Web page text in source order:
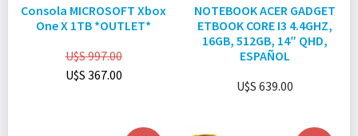
Consola MICROSOFT Xbox
One X 1TB *OUTLET*
U$S997.00
U$S 367.00
NOTEBOOK ACER GADGET
ETBOOK CORE I3 4.4GHZ,
16GB, 512GB, 14″ QHD,
ESPAÑOL
U$S 639.00